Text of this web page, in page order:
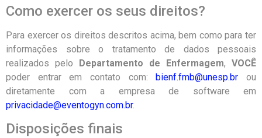
Como exercer os seus direitos?
Para exercer os direitos descritos acima, bem como para ter
informações sobre o tratamento de dados pessoais
realizados pelo Departamento de Enfermagem, VOCÊ
poder entrar em contato com:bienf.fmb@unesp.br ou
diretamente com a empresa de software em
privacidade@eventogyn.com.br.
Disposições finais